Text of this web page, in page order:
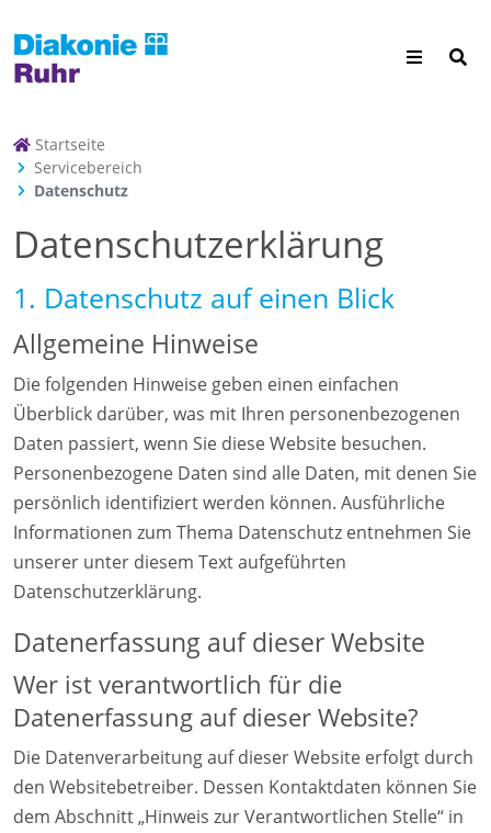
Startseite
Servicebereich
Datenschutz
Datenschutz­erklärung
1. Datenschutz auf einen Blick
Allgemeine Hinweise
Die folgenden Hinweise geben einen einfachen
Überblick darüber, was mit Ihren personenbezogenen
Daten passiert, wenn Sie diese Website besuchen.
Personenbezogene Daten sind alle Daten, mit denen Sie
persönlich identifiziert werden können. Ausführliche
Informationen zum Thema Datenschutz entnehmen Sie
unserer unter diesem Text aufgeführten
Datenschutzerklärung.
Datenerfassung auf dieser Website
Wer ist verantwortlich für die
Datenerfassung auf dieser Website?
Die Datenverarbeitung auf dieser Website erfolgt durch
den Websitebetreiber. Dessen Kontaktdaten können Sie
dem Abschnitt „Hinweis zur Verantwortlichen Stelle“ in